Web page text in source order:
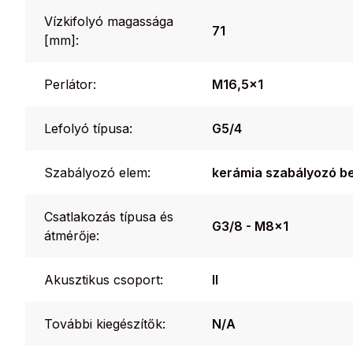
Vízkifolyó magassága
[mm]:
71
Perlátor: M16,5x1
Lefolyó típusa: G5/4
Szabályozó elem: kerámia szabályozó
Csatlakozás típusa és
átmérője:
G3/8 - M8x1
Akusztikus csoport: II
További kiegészítők: N/A